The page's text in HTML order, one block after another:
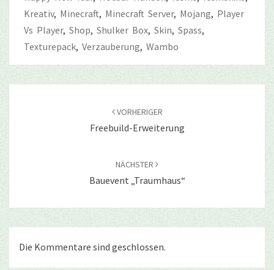
Kreativ, Minecraft, Minecraft Server, Mojang, Player
Vs Player, Shop, Shulker Box, Skin, Spass,
Texturepack, Verzauberung, Wambo
VORHERIGER
Freebuild-Erweiterung
NÄCHSTER
Bauevent „Traumhaus“
Die Kommentare sind geschlossen.